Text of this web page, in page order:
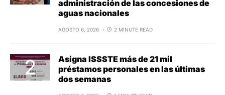
administración de las concesiones de
aguas nacionales
AGOSTO 6, 2026 2 MINUTE READ
Asigna ISSSTE más de 21 mil
préstamos personales en las últimas
dos semanas